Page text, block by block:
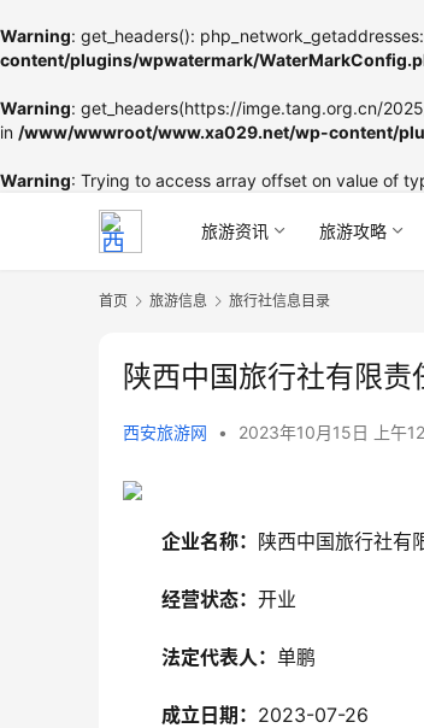
Warning: get_headers():
content/plugins/wpwatermark/
Warning: get_headers(https://imge.tang.org.cn/
in /www/wwwroot/www.xa029.net/wp-content/
Warning: Trying to access array offset on value of
旅游资讯 旅游攻略
首页 旅游信息 旅行社信息目录
陕西中国旅行社有限
西安旅游网 • 2023年10月15日 上午
企业名称： 陕西中国旅行社有
经营状态： 开业
法定代表人： 单鹏
成立日期： 2023-07-26